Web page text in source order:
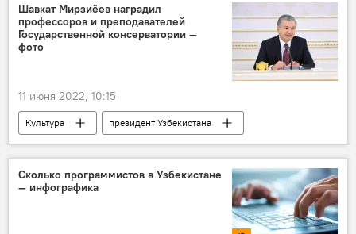
Шавкат Мирзиёев наградил
профессоров и преподавателей
Государственной консерватории —
фото
11 июня 2022, 10:15
Культура
президент Узбекистана
Шавкат Мирзиёев
награда
Государственная консерватория Узбекистана
Сколько программистов в Узбекистане
— инфографика